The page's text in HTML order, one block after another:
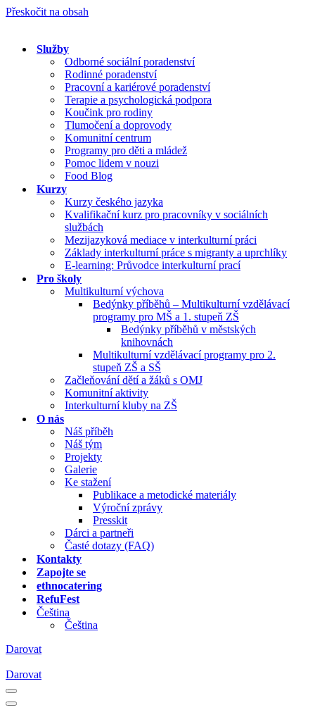
Přeskočit na obsah
Služby
Odborné sociální poradenství
Rodinné poradenství
Pracovní a kariérové poradenství
Terapie a psychologická podpora
Koučink pro rodiny
Tlumočení a doprovody
Komunitní centrum
Programy pro děti a mládež
Pomoc lidem v nouzi
Food Blog
Kurzy
Kurzy českého jazyka
Kvalifikační kurz pro pracovníky v sociálních
službách
Mezijazyková mediace v interkulturní práci
Základy interkulturní práce s migranty a uprchlíky
E-learning: Průvodce interkulturní prací
Pro školy
Multikulturní výchova
Bedýnky příběhů – Multikulturní vzdělávací
programy pro MŠ a 1. stupeň ZŠ
Bedýnky příběhů v městských
knihovnách
Multikulturní vzdělávací programy pro 2.
stupeň ZŠ a SŠ
Začleňování dětí a žáků s OMJ
Komunitní aktivity
Interkulturní kluby na ZŠ
O nás
Náš příběh
Náš tým
Projekty
Galerie
Ke stažení
Publikace a metodické materiály
Výroční zprávy
Presskit
Dárci a partneři
Časté dotazy (FAQ)
Kontakty
Zapojte se
ethnocatering
RefuFest
Čeština
Čeština
Darovat
Darovat
Navigační
menu
Navigační